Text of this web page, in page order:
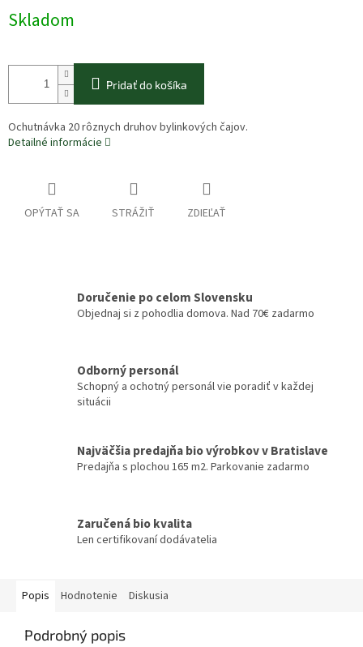
cena:
Skladom
Pridať do košíka
Ochutnávka 20 rôznych druhov bylinkových čajov.
Detailné informácie
OPÝTAŤ SA STRÁŽIŤ ZDIEĽAŤ
Doručenie po celom Slovensku
Objednaj si z pohodlia domova. Nad 70€ zadarmo
Odborný personál
Schopný a ochotný personál vie poradiť v každej
situácii
Najväčšia predajňa bio výrobkov v Bratislave
Predajňa s plochou 165 m2. Parkovanie zadarmo
Zaručená bio kvalita
Len certifikovaní dodávatelia
Popis Hodnotenie Diskusia
Podrobný popis